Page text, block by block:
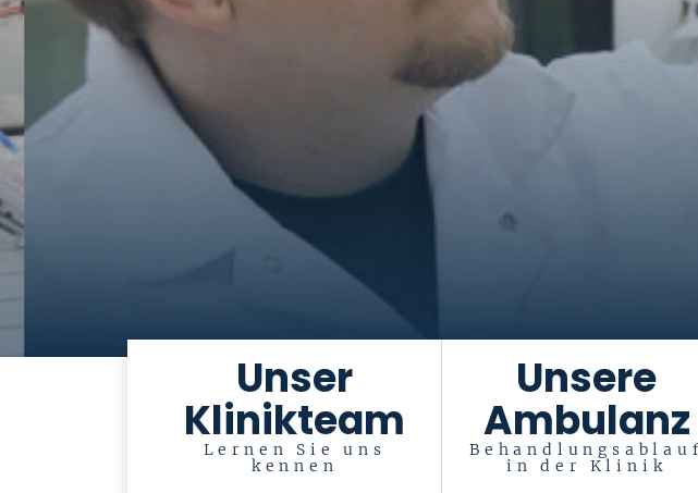
Unser
Klinikteam
Lernen Sie uns
kennen
Unsere
Ambulanz
Behandlungsablauf
in der Klinik